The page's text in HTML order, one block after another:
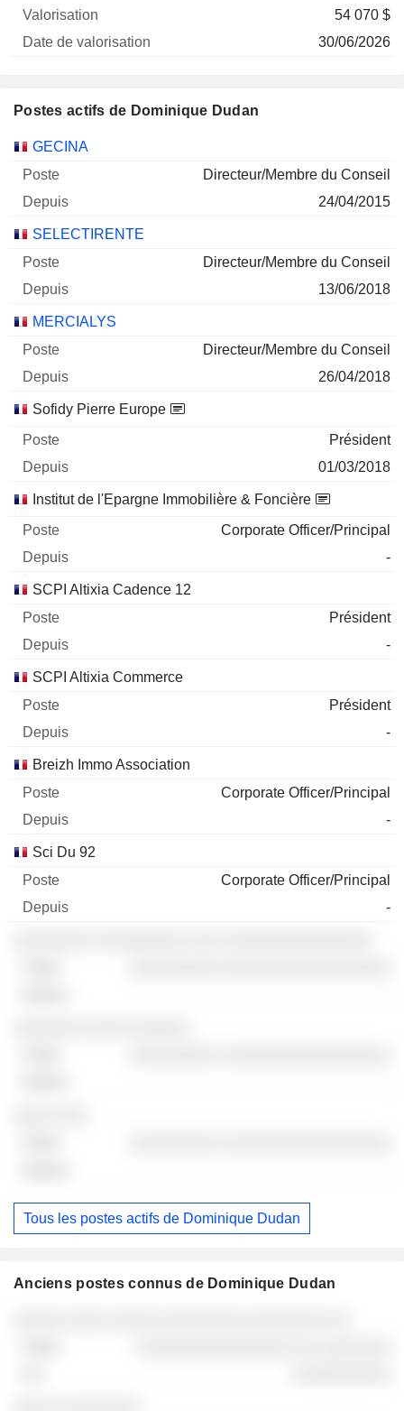
54 070 $
30/06/2026
Postes actifs de Dominique Dudan
Sociétés Poste
GECINA
Directeur/Membre du Conseil
24/04/2015
SELECTIRENTE
Directeur/Membre du Conseil
13/06/2018
MERCIALYS
Directeur/Membre du Conseil
26/04/2018
Sofidy Pierre Europe
Président
01/03/2018
Institut de l'Epargne Immobilière & Foncière
Corporate Officer/Principal
-
SCPI Altixia Cadence 12
Président
-
SCPI Altixia Commerce
Président
-
Breizh Immo Association
Corporate Officer/Principal
-
Sci Du 92
Corporate Officer/Principal
-
Tous les postes actifs de Dominique Dudan
Anciens postes connus de Dominique Dudan